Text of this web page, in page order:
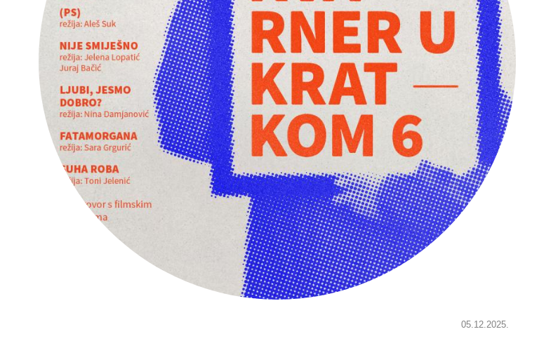
05.12.2025.